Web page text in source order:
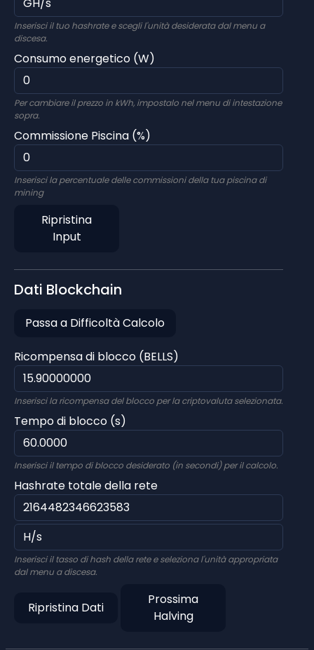
Inserisci il tuo hashrate e scegli l'unità desiderata dal menu a
discesa.
Consumo energetico (W)
Per cambiare il prezzo in kWh, impostalo nel menu di intestazione
sopra.
Commissione Piscina (%)
Inserisci la percentuale delle commissioni della tua piscina di
mining
Ripristina
Input
Dati Blockchain
Passa a Difficoltà Calcolo
Ricompensa di blocco (BELLS)
Inserisci la ricompensa del blocco per la criptovaluta selezionata.
Tempo di blocco (s)
Inserisci il tempo di blocco desiderato (in secondi) per il calcolo.
Hashrate totale della rete
Inserisci il tasso di hash della rete e seleziona l'unità appropriata
dal menu a discesa.
Ripristina Dati
Prossima
Halving